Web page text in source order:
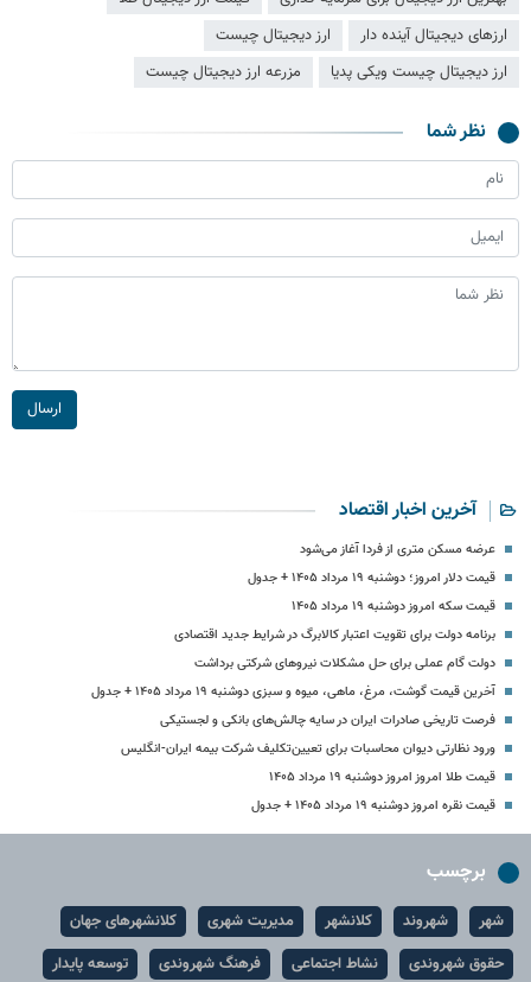
ارزهای دیجیتال آینده دار
ارز دیجیتال چیست
ارز دیجیتال چیست ویکی پدیا
مزرعه ارز دیجیتال چیست
نظر شما
ارسال
آخرین اخبار اقتصاد
عرضه مسکن متری از فردا آغاز می‌شود
قیمت دلار امروز؛ دوشنبه ۱۹ مرداد ۱۴۰۵ + جدول
قیمت سکه امروز دوشنبه ۱۹ مرداد ۱۴۰۵
برنامه دولت برای تقویت اعتبار کالابرگ در شرایط جدید اقتصادی
دولت گام عملی برای حل مشکلات نیروهای شرکتی برداشت
آخرین قیمت گوشت، مرغ، ماهی، میوه و سبزی دوشنبه ۱۹ مرداد ۱۴۰۵ + جدول
فرصت تاریخی صادرات ایران در سایه چالش‌های بانکی و لجستیکی
ورود نظارتی دیوان محاسبات برای تعیین‌تکلیف شرکت بیمه ایران-انگلیس
قیمت طلا امروز امروز دوشنبه ۱۹ مرداد ۱۴۰۵
قیمت نقره امروز دوشنبه ۱۹ مرداد ۱۴۰۵ + جدول
برچسب
شهر شهروند کلانشهر مدیریت شهری
کلانشهرهای جهان
حقوق شهروندی
نشاط اجتماعی فرهنگ شهروندی توسعه پایدار